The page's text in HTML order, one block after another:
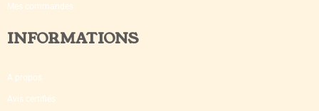
Mes commandes
INFORMATIONS
A propos
Avis certifiés